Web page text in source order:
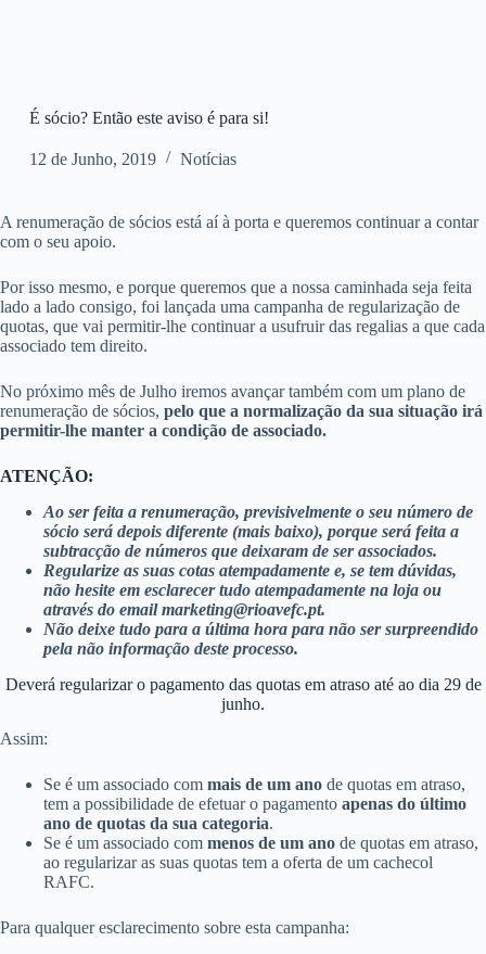
É sócio? Então este aviso é para si!
12 de Junho, 2019 Notícias
A renumeração de sócios está aí à porta e queremos continuar a contar
com o seu apoio.
Por isso mesmo, e porque queremos que a nossa caminhada seja feita
lado a lado consigo, foi lançada uma campanha de regularização de
quotas, que vai permitir-lhe continuar a usufruir das regalias a que cada
associado tem direito.
No próximo mês de Julho iremos avançar também com um plano de
renumeração de sócios, pelo que a normalização da sua situação irá
permitir-lhe manter a condição de associado.
ATENÇÃO:
Ao ser feita a renumeração, previsivelmente o seu número de
sócio será depois diferente (mais baixo), porque será feita a
subtracção de números que deixaram de ser associados.
Regularize as suas cotas atempadamente e, se tem dúvidas,
não hesite em esclarecer tudo atempadamente na loja ou
através do email marketing@rioavefc.pt.
Não deixe tudo para a última hora para não ser surpreendido
pela não informação deste processo.
Deverá regularizar o pagamento das quotas em atraso até ao dia 29 de
junho.
Assim:
Se é um associado com mais de um ano de quotas em atraso,
tem a possibilidade de efetuar o pagamento apenas do último
ano de quotas da sua categoria.
Se é um associado com menos de um ano de quotas em atraso,
ao regularizar as suas quotas tem a oferta de um cachecol
RAFC.
Para qualquer esclarecimento sobre esta campanha: